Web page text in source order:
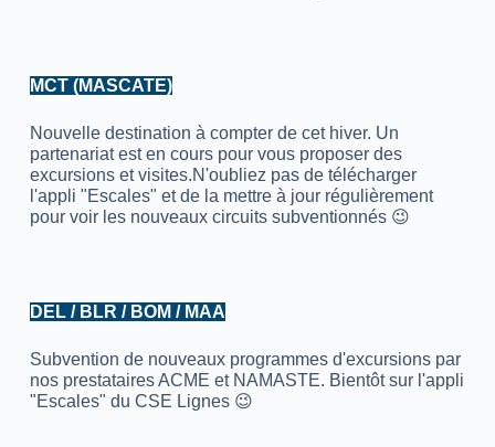
MCT (MASCATE)
Nouvelle destination à compter de cet hiver. Un
partenariat est en cours pour vous proposer des
excursions et visites.N'oubliez pas de télécharger
l'appli "Escales" et de la mettre à jour régulièrement
pour voir les nouveaux circuits subventionnés 😉
DEL / BLR / BOM / MAA
Subvention de nouveaux programmes d'excursions par
nos prestataires ACME et NAMASTE. Bientôt sur l'appli
"Escales" du CSE Lignes 😉